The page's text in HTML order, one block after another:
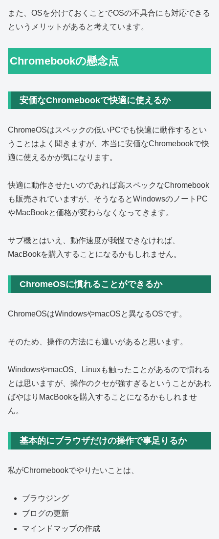
また、OSを分けておくことでOSの不具合にも対応できる
というメリットがあると考えています。
Chromebookの懸念点
安価なChromebookで快適に使えるか
ChromeOSはスペックの低いPCでも快適に動作するとい
うことはよく聞きますが、本当に安価なChromebookで快
適に使えるかが気になります。
快適に動作させたいのであれば高スペックなChromebook
も販売されていますが、そうなるとWindowsのノートPC
やMacBookと価格が変わらなくなってきます。
サブ機とはいえ、動作速度が我慢できなければ、
MacBookを購入することになるかもしれません。
ChromeOSに慣れることができるか
ChromeOSはWindowsやmacOSと異なるOSです。
そのため、操作の方法にも違いがあると思います。
WindowsやmacOS、Linuxも触ったことがあるので慣れる
とは思いますが、操作のクセが強すぎるということがあれ
ばやはりMacBookを購入することになるかもしれませ
ん。
基本的にブラウザだけの操作で事足りるか
私がChromebookでやりたいことは、
ブラウジング
ブログの更新
マインドマップの作成